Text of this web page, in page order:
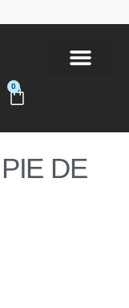
0
Carrito
DE